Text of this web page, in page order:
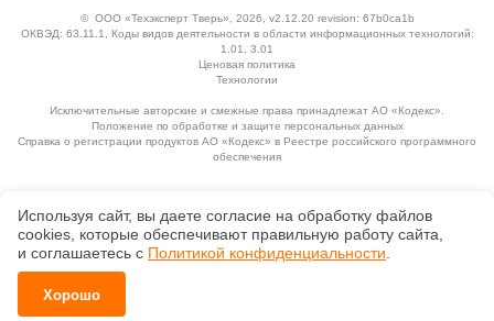
© ООО «Техэксперт Тверь» , 2026, v2.12.20 revision: 67b0ca1b
ОКВЭД: 63.11.1, Коды видов деятельности в области информационных технологий:
1.01, 3.01
Ценовая политика
Технологии
Исключительные авторские и смежные права принадлежат АО «Кодекс».
Положение по обработке и защите персональных данных
Справка о регистрации продуктов АО «Кодекс» в Реестре российского программного
обеспечения
Используя сайт, вы даете согласие на обработку файлов
сооkiеs, которые обеспечивают правильную работу сайта,
и соглашаетесь с Политикой конфиденциальности
Хорошо